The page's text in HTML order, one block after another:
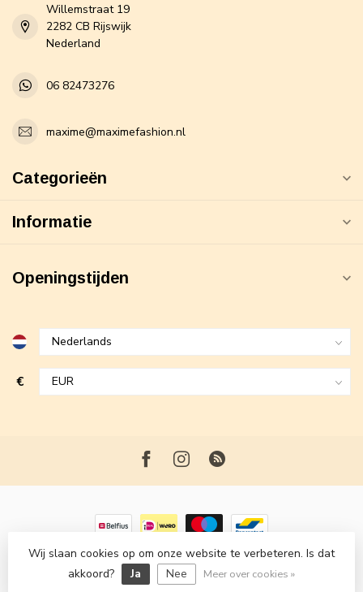
Willemstraat 19
2282 CB Rijswijk
Nederland
06 82473276
maxime@maximefashion.nl
Categorieën
Informatie
Openingstijden
€
© Copyright 2026 Maxime Fashion- Powered byLightspeed-
Lightspeed design
Dyvelopment
Wij slaan cookies op om onze website te verbeteren. Is dat
akkoord?
Ja Nee Meer over cookies »